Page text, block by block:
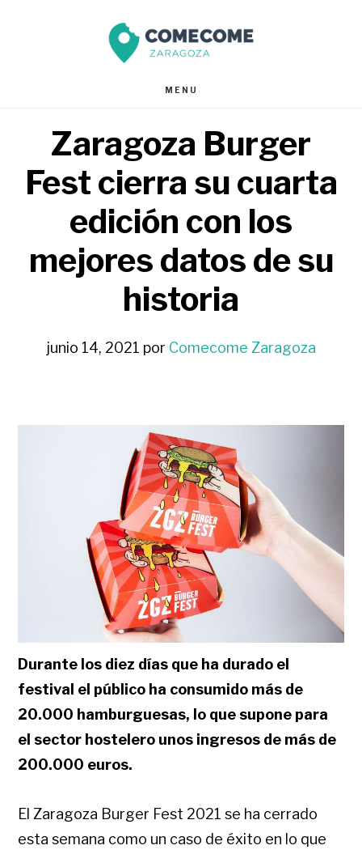
página
MENU
Zaragoza Burger
Fest cierra su cuarta
edición con los
mejores datos de su
historia
junio 14, 2021 por Comecome Zaragoza
Durante los diez días que ha durado el
festival el público ha consumido más de
20.000 hamburguesas, lo que supone para
el sector hostelero unos ingresos de más de
200.000 euros.
El Zaragoza Burger Fest 2021 se ha cerrado
esta semana como un caso de éxito en lo que